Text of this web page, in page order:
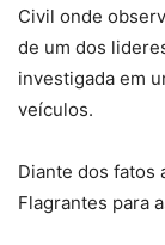
Civil onde
de um dos
investigada em
veículos.
Diante dos fatos
Flagrantes para